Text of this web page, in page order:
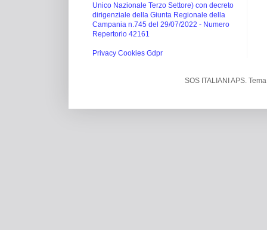
Unico Nazionale Terzo Settore) con decreto
dirigenziale della Giunta Regionale della
Campania n.745 del 29/07/2022 - Numero
Repertorio 42161
Privacy Cookies Gdpr
SOS ITALIANI APS.